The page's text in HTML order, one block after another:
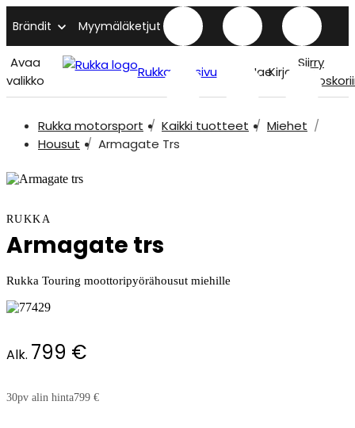
Brändit Myymäläketjut
Avaa
valikko
Rukka etusivu HaeKirjaudu
Siirry
Rukka motorsport Kaikki tuotteet
Miehet
Housut
Armagate Trs
RUKKA
Armagate trs
Rukka Touring moottoripyörähousut miehille
Alk. 799 €
30pv alin hinta799 €